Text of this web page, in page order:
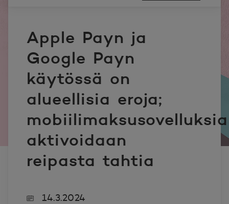
Apple Payn ja
Google Payn
käytössä on
alueellisia eroja;
mobiilimaksusovelluksia
aktivoidaan
reipasta tahtia
14.3.2024